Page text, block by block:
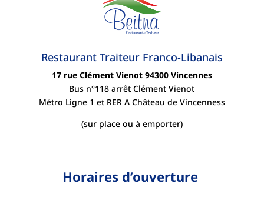
Restaurant Traiteur Franco-Libanais
17 rue Clément Vienot 94300 Vincennes
Bus n°118 arrêt Clément Vienot
Métro Ligne 1 et RER A Château de Vincenness
(sur place ou à emporter)
Horaires d’ouverture